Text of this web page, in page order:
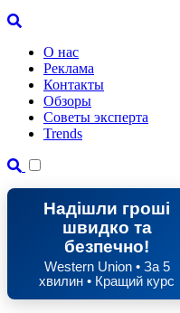
О нас
Реклама
Контакты
Обзоры
Советы эксперта
Trends
Надішли гроші
швидко та
безпечно!
Western Union • За 5
хвилин • Кращий курс